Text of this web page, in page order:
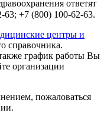
ответят
+7 (800) 100-62-63.
центры и
справочника.
график работы Вы
организации
пожаловаться